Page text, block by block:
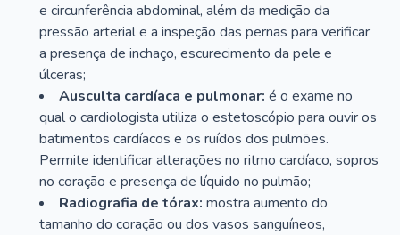
e circunferência abdominal, além da medição da
pressão arterial e a inspeção das pernas para verificar
a presença de inchaço, escurecimento da pele e
úlceras;
Ausculta cardíaca e pulmonar: é o exame no
qual o cardiologista utiliza o estetoscópio para ouvir os
batimentos cardíacos e os ruídos dos pulmões.
Permite identificar alterações no ritmo cardíaco, sopros
no coração e presença de líquido no pulmão;
Radiografia de tórax: mostra aumento do
tamanho do coração ou dos vasos sanguíneos,